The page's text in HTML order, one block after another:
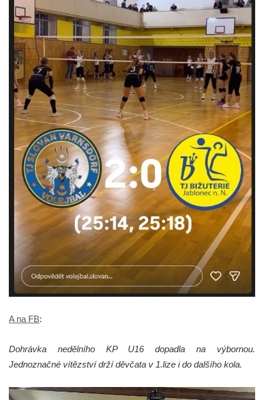
A na FB:
Dohrávka nedělního KP U16 dopadla na výbornou.
Jednoznačné vítězství drží děvčata v 1.lize i do dalšího kola.